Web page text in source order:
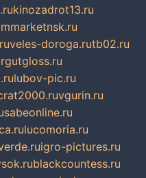
kinozadrot13.ru
veles-doroga.rutb02.ru
lubov-pic.ru
vgurin.ru
sabeonline.ru
lucomoria.ru
igro-pictures.ru
blackcountess.ru